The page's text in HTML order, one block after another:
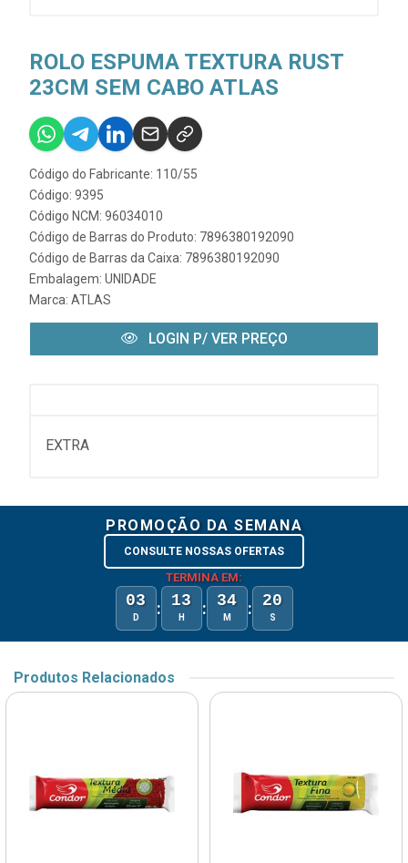
ROLO ESPUMA TEXTURA RUST
23CM SEM CABO ATLAS
Código do Fabricante: 110/55
Código: 9395
Código NCM: 96034010
Código de Barras do Produto: 7896380192090
Código de Barras da Caixa: 7896380192090
Embalagem: UNIDADE
Marca: ATLAS
LOGIN P/ VER PREÇO
EXTRA
PROMOÇÃO DA SEMANA
CONSULTE NOSSAS OFERTAS
TERMINA EM:
03
D : 13
H : 34
M : 20
S
Produtos Relacionados